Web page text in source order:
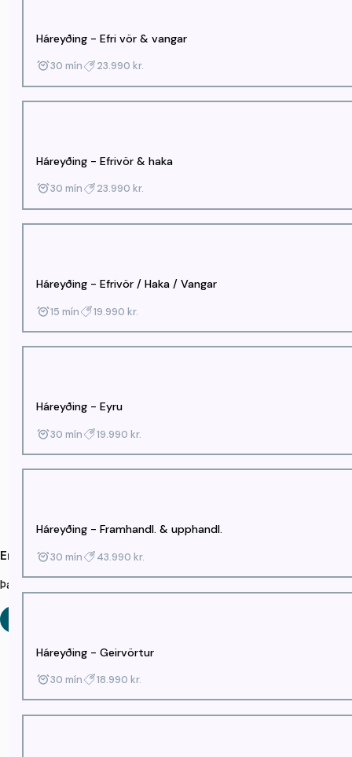
Engir tímar í boði
Það eru engir lausir tímar fyrir valda þjónustu og starfsmenn. Þú
Háreyðing - Efri vör & vangar
30 mín 23.990 kr.
Háreyðing - Efrivör & haka
30 mín 23.990 kr.
Háreyðing - Efrivör / Haka / Vangar
15 mín 19.990 kr.
Háreyðing - Eyru
30 mín 19.990 kr.
Háreyðing - Framhandl. & upphandl.
30 mín 43.990 kr.
Háreyðing - Geirvörtur
30 mín 18.990 kr.